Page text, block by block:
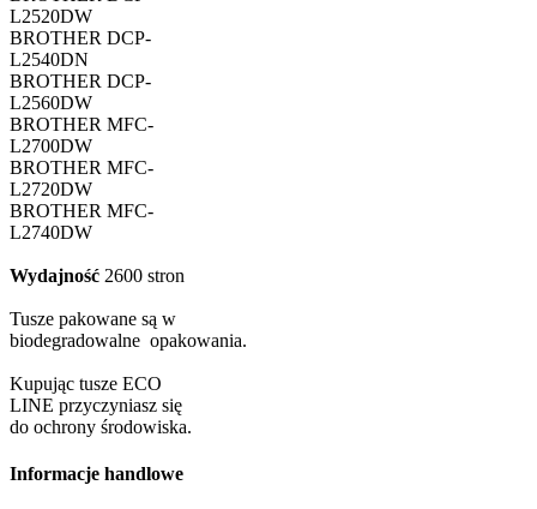
L2520DW
BROTHER DCP-
L2540DN
BROTHER DCP-
L2560DW
BROTHER MFC-
L2700DW
BROTHER MFC-
L2720DW
BROTHER MFC-
L2740DW
Wydajność 2600 stron
Tusze pakowane są w
biodegradowalne opakowania.
Kupując tusze ECO
LINE przyczyniasz się
do ochrony środowiska.
Informacje handlowe